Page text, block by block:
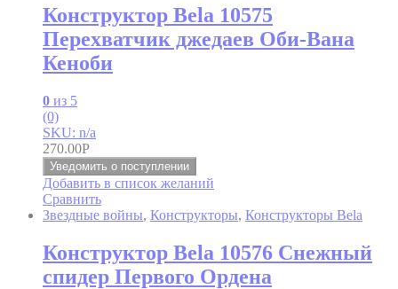
Конструктор Bela 10575
Перехватчик джедаев Оби-Вана
Кеноби
0 из 5
(0)
SKU: n/a
270.00Р
Уведомить о поступлении
Добавить в список желаний
Сравнить
Звездные войны, Конструкторы, Конструкторы Bela
Конструктор Bela 10576 Снежный
спидер Первого Ордена